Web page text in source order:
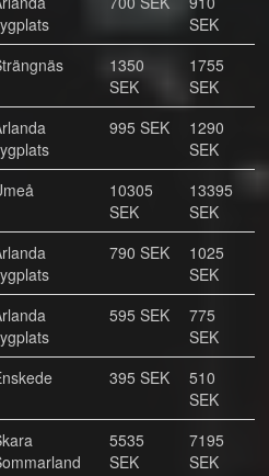
SEK
1350
SEK
1755
SEK
995 SEK
1290
SEK
10305
SEK
13395
SEK
790 SEK
1025
SEK
595 SEK
775
SEK
395 SEK
510
SEK
5535
SEK
7195
SEK